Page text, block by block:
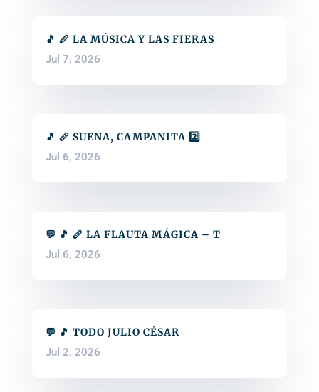
🎵 🪈 LA MÚSICA Y LAS FIERAS
Jul 7, 2026
🎵 🪈 SUENA, CAMPANITA 2️⃣
Jul 6, 2026
💬 🎵 🪈 LA FLAUTA MÁGICA – T
Jul 6, 2026
💬 🎵 TODO JULIO CÉSAR
Jul 2, 2026